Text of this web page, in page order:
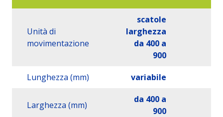
Unità di
movimentazione
scatole
larghezza
da 400 a
900
Lunghezza (mm)
variabile
Larghezza (mm)
da 400 a
900